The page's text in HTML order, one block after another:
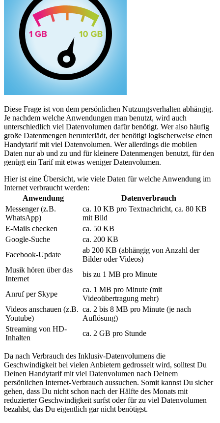
Diese Frage ist von dem persönlichen Nutzungsverhalten abhängig.
Je nachdem welche Anwendungen man benutzt, wird auch
unterschiedlich viel Datenvolumen dafür benötigt. Wer also häufig
große Datenmengen herunterlädt, der benötigt logischerweise einen
Handytarif mit viel Datenvolumen. Wer allerdings die mobilen
Daten nur ab und zu und für kleinere Datenmengen benutzt, für den
genügt ein Tarif mit etwas weniger Datenvolumen.
Hier ist eine Übersicht, wie viele Daten für welche Anwendung im
Internet verbraucht werden:
Anwendung
Datenverbrauch
Messenger (z.B.
WhatsApp)
ca. 10 KB pro Textnachricht, ca. 80 KB
mit Bild
E-Mails checken
ca. 50 KB
Google-Suche
ca. 200 KB
Facebook-Update
ab 200 KB (abhängig von Anzahl der
Bilder oder Videos)
Musik hören über das
Internet
bis zu 1 MB pro Minute
Anruf per Skype
ca. 1 MB pro Minute (mit
Videoübertragung mehr)
Videos anschauen (z.B.
Youtube)
ca. 2 bis 8 MB pro Minute (je nach
Auflösung)
Streaming von HD-
Inhalten
ca. 2 GB pro Stunde
Da nach Verbrauch des Inklusiv-Datenvolumens die
Geschwindigkeit bei vielen Anbietern gedrosselt wird, solltest Du
Deinen Handytarif mit viel Datenvolumen nach Deinem
persönlichen Internet-Verbrauch aussuchen. Somit kannst Du sicher
gehen, dass Du nicht schon nach der Hälfte des Monats mit
reduzierter Geschwindigkeit surfst oder für zu viel Datenvolumen
bezahlst, das Du eigentlich gar nicht benötigst.